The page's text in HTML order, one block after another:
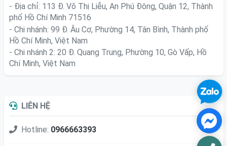
- Địa chỉ: 113 Đ. Võ Thị Liễu, An Phú Đông, Quận 12, Thành
phố Hồ Chí Minh 71516
- Chi nhánh: 99 Đ. Âu Cơ, Phường 14, Tân Bình, Thành phố
Hồ Chí Minh, Việt Nam
- Chi nhánh 2: 20 Đ. Quang Trung, Phường 10, Gò Vấp, Hồ
Chí Minh, Việt Nam
LIÊN HỆ
Hotline: 0966663393